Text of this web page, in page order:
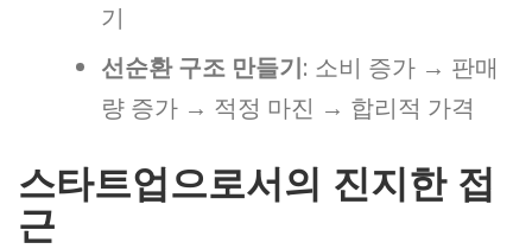
기
선순환 구조 만들기: 소비 증가 → 판매
량 증가 → 적정 마진 → 합리적 가격
스타트업으로서의 진지한 접
근